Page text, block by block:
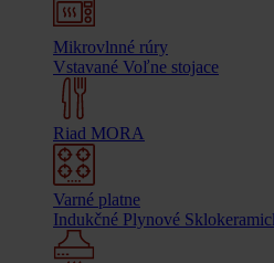
Mikrovlnné rúry
Vstavané Voľne stojace
Riad MORA
Varné platne
Indukčné Plynové